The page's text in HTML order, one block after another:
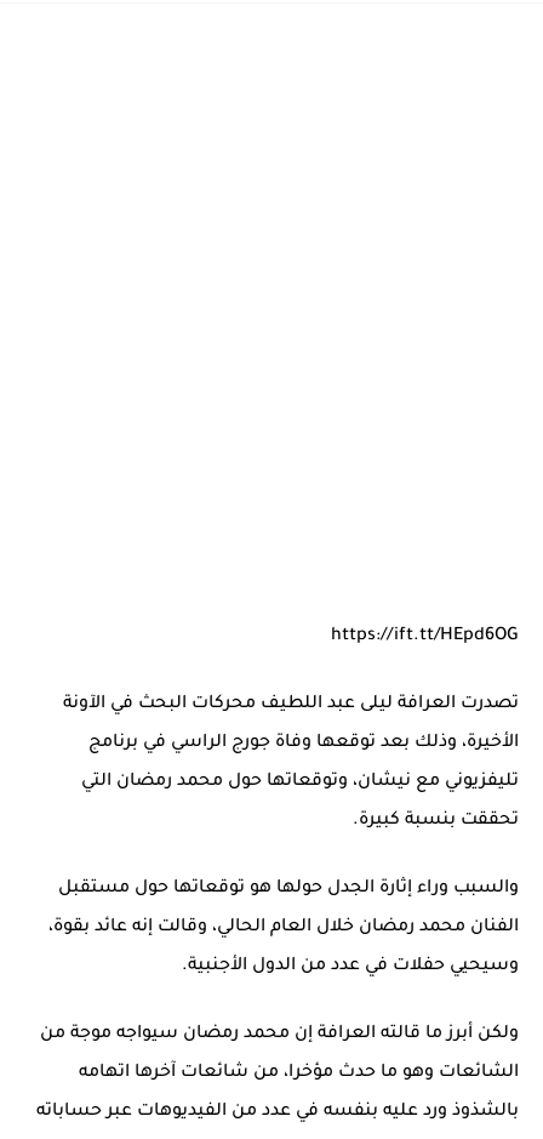
https://ift.tt/HEpd6OG
تصدرت العرافة ليلى عبد اللطيف محركات البحث في الآونة
الأخيرة، وذلك بعد توقعها وفاة جورج الراسي في برنامج
تليفزيوني مع نيشان، وتوقعاتها حول محمد رمضان التي
تحققت بنسبة كبيرة.
والسبب وراء إثارة الجدل حولها هو توقعاتها حول مستقبل
الفنان محمد رمضان خلال العام الحالي، وقالت إنه عائد بقوة،
وسيحيي حفلات في عدد من الدول الأجنبية.
ولكن أبرز ما قالته العرافة إن محمد رمضان سيواجه موجة من
الشائعات وهو ما حدث مؤخرا، من شائعات آخرها اتهامه
بالشذوذ ورد عليه بنفسه في عدد من الفيديوهات عبر حساباته